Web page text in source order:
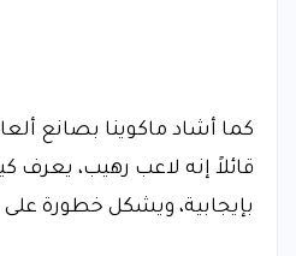
كما أشاد ماكوينا بصانع
قائلاً إنه لاعب رهيب، يعرف
بإيجابية، ويشكل خطورة